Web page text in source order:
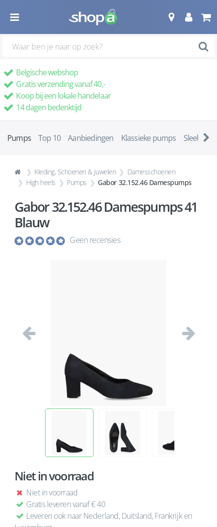
Belgische webshop
Gratis verzending vanaf 40,-
Koop bij een lokale handelaar
14 dagen bedenktijd
Pumps Top 10 Aanbiedingen Klassieke pumps
Kleding, Schoenen & Juwelen
Damesschoenen
High heels
Pumps Gabor 32.152.46 Damespumps
Gabor 32.152.46 Damespumps 41
Blauw
Geen recensies
Vorige
Niet in voorraad
Niet in voorraad
Gratis leveren vanaf € 40
Leveren ook naar Nederland, Duitsland, Frankrijk en